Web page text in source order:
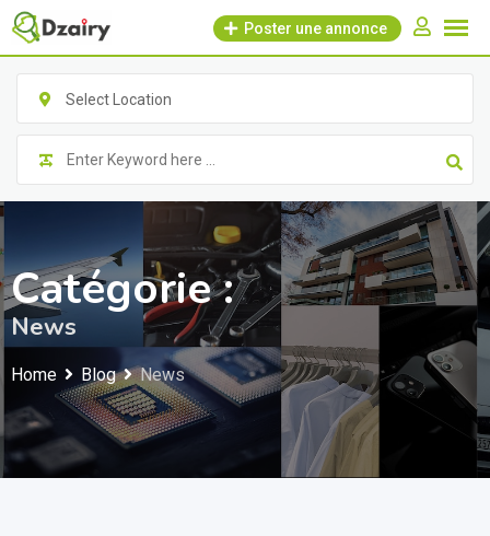
Skip
content
Poster une annonce
Select Location
Catégorie :
News
Home Blog News